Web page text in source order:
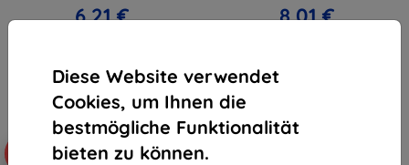
Diese Website verwendet
Cookies, um Ihnen die
bestmögliche Funktionalität
bieten zu können.
6,21 € 8,01 €